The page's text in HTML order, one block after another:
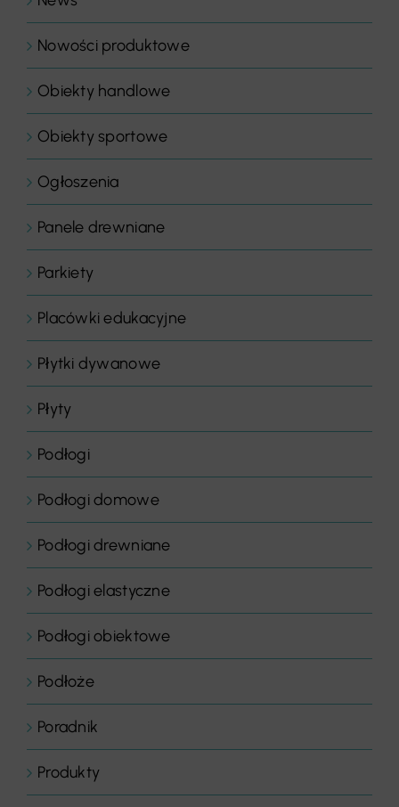
Nowości produktowe
Obiekty handlowe
Obiekty sportowe
Ogłoszenia
Panele drewniane
Parkiety
Placówki edukacyjne
Płytki dywanowe
Płyty
Podłogi
Podłogi domowe
Podłogi drewniane
Podłogi elastyczne
Podłogi obiektowe
Podłoże
Poradnik
Produkty